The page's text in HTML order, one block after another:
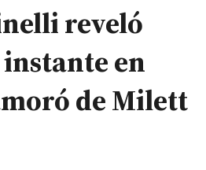
reveló
en
de Milett